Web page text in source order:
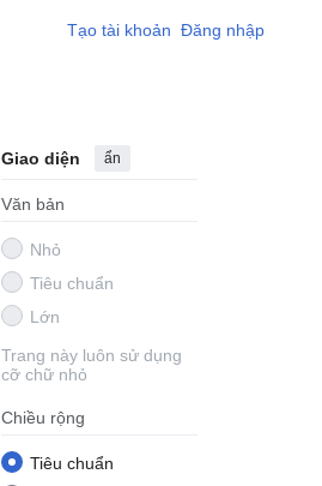
Tạo tài khoản Đăng nhập
Giao diện ẩn
Văn bản
Nhỏ
Tiêu chuẩn
Lớn
Trang này luôn sử dụng
cỡ chữ nhỏ
Chiều rộng
Tiêu chuẩn